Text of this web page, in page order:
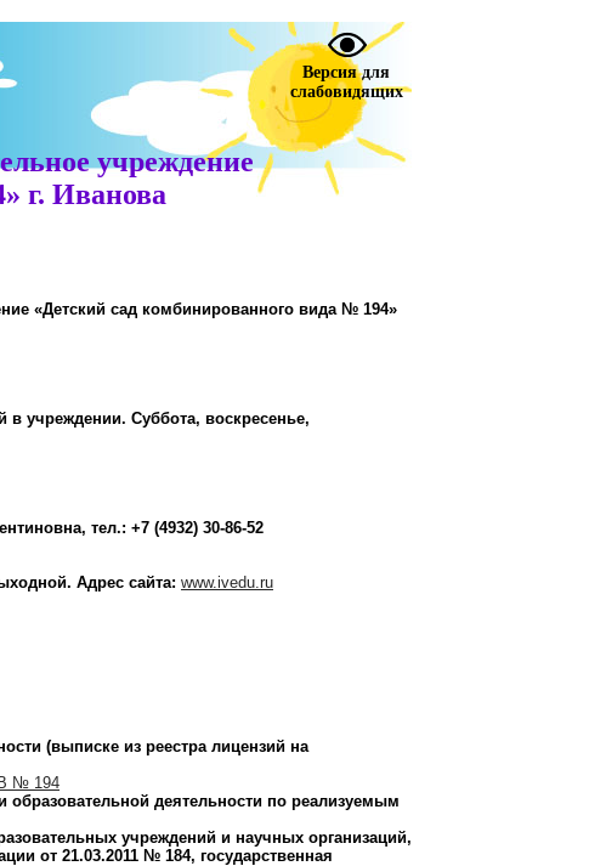
Версия для
слабовидящих
учреждение
г. Иванова
«Детский сад комбинированного вида № 194»
в учреждении. Суббота, воскресенье,
тел.: +7 (4932) 30-86-52
Адрес сайта: www.ivedu.ru
(выписке из реестра лицензий на
№ 194
образовательной деятельности по реализуемым
учреждений и научных организаций,
от 21.03.2011 № 184, государственная